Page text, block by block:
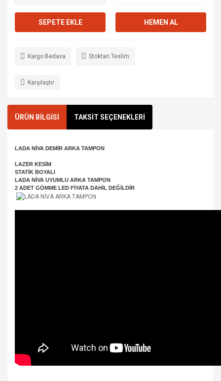
SEPETE EKLE HEMEN AL
Kargo Bedava Stoktan Teslim
Karşılaştır
ÜRÜN BİLGİSİ TAKSİT SEÇENEKLERİ
LADA NİVA DEMİR ARKA TAMPON
LAZER KESİM
STATİK BOYALI
LADA NİVA UYUMLU ARKA TAMPON
2 ADET GÖMME LED FİYATA DAHİL DEĞİLDİR